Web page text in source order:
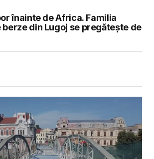
înainte de Africa. Familia
din Lugoj se pregătește de